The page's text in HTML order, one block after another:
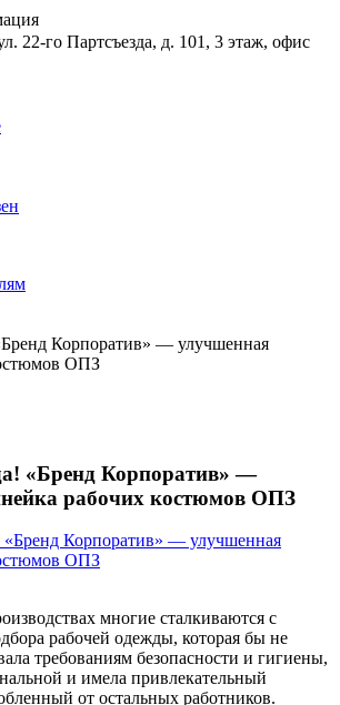
22-го Партсъезда, д. 101, 3 этаж, офис
Корпоратив» — улучшенная
ОПЗ
«Бренд Корпоратив» —
рабочих костюмов ОПЗ
многие сталкиваются с
рабочей одежды, которая бы не
требованиям безопасности и гигиены,
и имела привлекательный
от остальных работников.